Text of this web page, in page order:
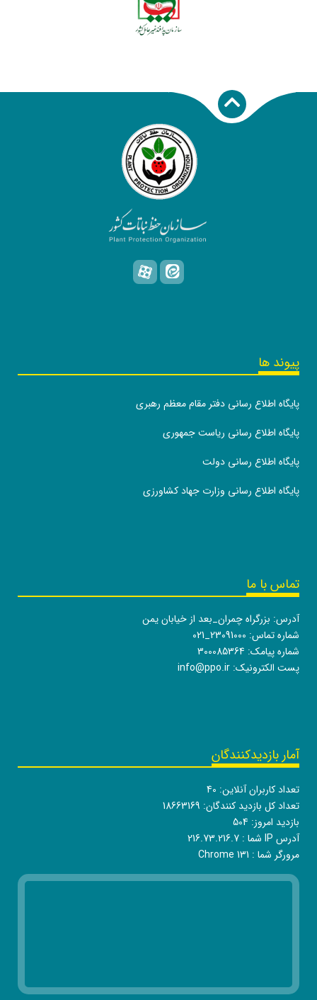
پیوند ها
پایگاه اطلاع رسانی دفتر مقام معظم رهبری
پایگاه اطلاع رسانی ریاست جمهوری
پایگاه اطلاع رسانی دولت
پایگاه اطلاع رسانی وزارت جهاد کشاورزی
تماس با ما
آدرس: بزرگراه چمران_بعد از خیابان یمن
شماره تماس: 021_23091000
شماره پیامک: 300085364
پست الکترونیک: info@ppo.ir
آمار بازدیدکنندگان
تعداد کاربران آنلاین: 40
تعداد کل بازدید کنندگان: 18663169
بازدید امروز: 504
آدرس IP شما :
216.73.216.7
مرورگر شما : Chrome 131